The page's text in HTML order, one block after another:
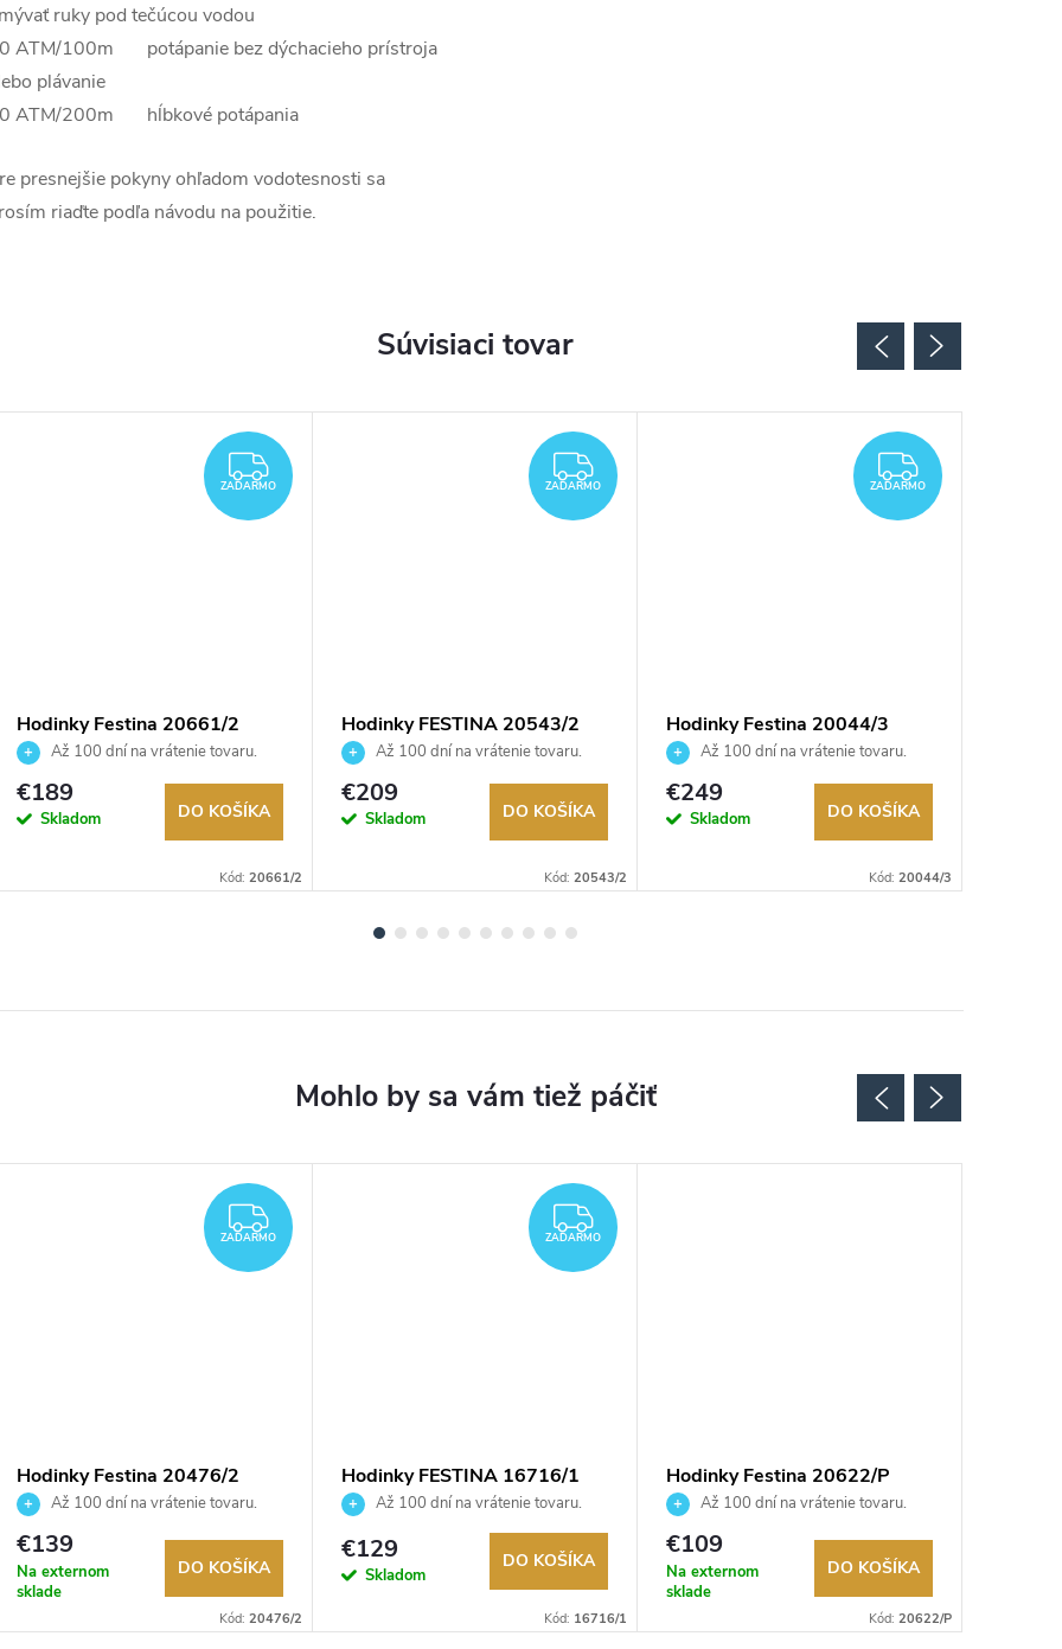
ruky pod tečúcou vodou
ATM/100m potápanie bez dýchacieho prístroja
plávanie
ATM/200m hĺbkové potápania
presnejšie pokyny ohľadom vodotesnosti sa
riaďte podľa návodu na použitie.
Súvisiaci tovar
ZADARMO
ZADARMO
Hodinky Festina 20661/2
Až 100 dní na vrátenie tovaru.
Autorizovaný predajca.
€189
Skladom DO KOŠÍKA
Kód: 20661/2
ZADARMO
ZADARMO
Hodinky FESTINA 20543/2
Až 100 dní na vrátenie tovaru.
Autorizovaný predajca.
€209
Skladom DO KOŠÍKA
Kód: 20543/2
ZADARMO
ZADARMO
Hodinky Festina 20044/3
Až 100 dní na vrátenie tovaru.
Autorizovaný predajca.
€249
Skladom DO KOŠÍKA
Kód: 20044/3
ZADARMO
ZADARMO
Hodinky Festina 20476/2
Až 100 dní na vrátenie tovaru.
Autorizovaný predajca.
€139
Na externom
sklade
DO KOŠÍKA
Kód: 20476/2
ZADARMO
ZADARMO
Hodinky FESTINA 16716/1
Až 100 dní na vrátenie tovaru.
Autorizovaný predajca.
€129
Skladom
DO KOŠÍKA
Kód: 16716/1
Hodinky Festina 20622/P
Až 100 dní na vrátenie tovaru.
Autorizovaný predajca.
€109
Na externom
sklade
DO KOŠÍKA
Kód: 20622/P